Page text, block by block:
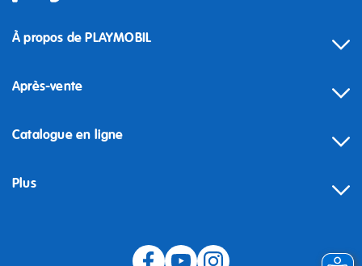
À propos de PLAYMOBIL
Après-vente
Catalogue en ligne
Plus